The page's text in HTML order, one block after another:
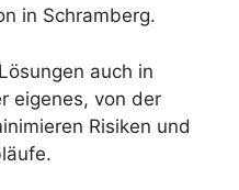
in Schramberg.
auch in
eigenes, von der
Risiken und